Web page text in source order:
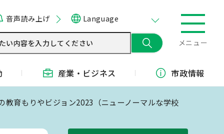
音声読み上げ Language
メニュー
産業・ ビジネス 市政情報
教育もりやビジョン2023（ニューノーマルな学校